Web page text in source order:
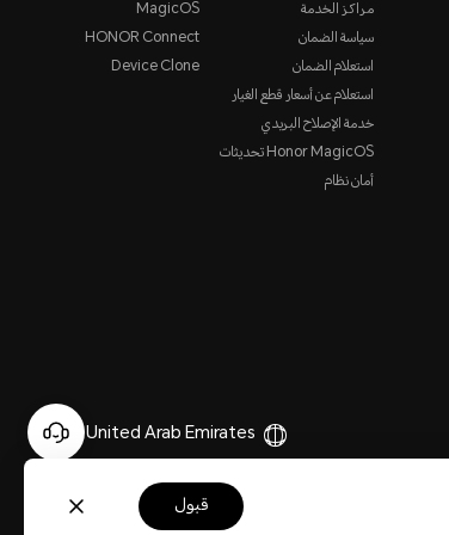
مراكز الخدمة
سياسة الضمان
استعلام الضمان
استعلام عن أسعار قطع الغيار
خدمة الإصلاح البريدي
Honor MagicOS تحديثات
أمان نظام
MagicOS
HONOR Connect
Device Clone
United Arab Emirates (العربية)
حقوق الطبع والنشر والنسخ. 2017-2026 HONOR. جميع الحقوق محفوظة. قبول